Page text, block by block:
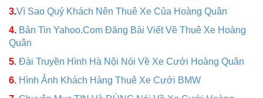
3.Vì Sao Quý Khách Nên Thuê Xe Của Hoàng Quân
4. Bản Tin Yahoo.Com Đăng Bài Viết Về Thuê Xe Hoàng
Quân
5. Đài Truyền Hình Hà Nội Nói Về Xe Cưới Hoàng Quân
6. Hình Ảnh Khách Hàng Thuê Xe Cưới BMW